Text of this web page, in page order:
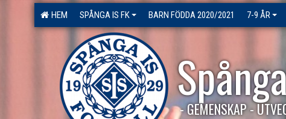
HEM SPÅNGA IS FK BARN FÖDDA 2020/2021 7-9 ÅR
- GEMENSKAP -